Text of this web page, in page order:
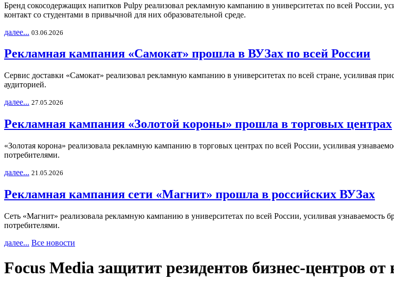
Бренд сокосодержащих напитков Pulpy реализовал рекламную кампанию в университетах по всей России,
контакт со студентами в привычной для них образовательной среде.
далее... 03.06.2026
Рекламная кампания «Самокат» прошла в ВУЗах по всей России
Сервис доставки «Самокат» реализовал рекламную кампанию в университетах по всей стране, усиливая
аудиторией.
далее... 27.05.2026
Рекламная кампания «Золотой короны» прошла в торговых центрах
«Золотая корона» реализовала рекламную кампанию в торговых центрах по всей России, усиливая
потребителями.
далее... 21.05.2026
Рекламная кампания сети «Магнит» прошла в российских ВУЗах
Сеть «Магнит» реализовала рекламную кампанию в университетах по всей России, усиливая узнаваемость
потребителями.
далее... Все новости
Focus Media защитит резидентов бизнес-центров